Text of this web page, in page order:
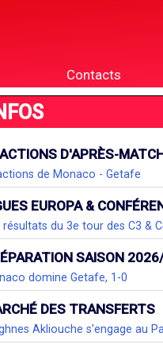
Contacts
D'APRÈS-
de Monaco - Getafe
EUROPA &
résultats du 3e tour des C3 &
SAISON
domine Getafe, 1-0
DES TRANSFERTS
Akliouche s'engage au